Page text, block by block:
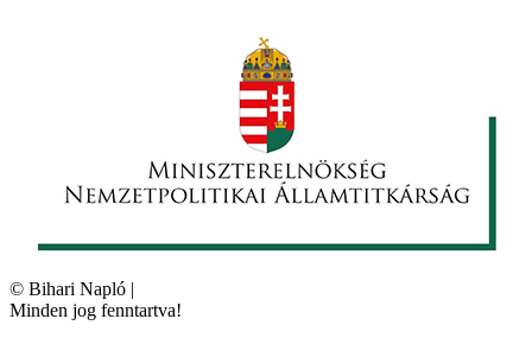
© Bihari Napló |
Minden jog fenntartva!